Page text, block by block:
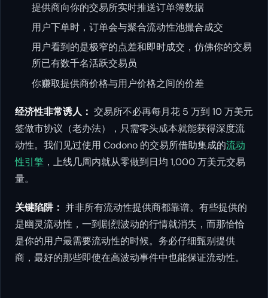
提供商向你的交易所实时推送订单簿数据
用户下单时，订单会与聚合流动性池撮合成交
用户看到的是极窄的点差和即时成交，仿佛你的交易
所已有数千名活跃交易员
你赚取提供商价格与用户价格之间的价差
经济性非常诱人： 交易所不必再每月花 5 万到 10 万美元
签做市协议（老办法），只需零头成本就能获得深度流
动性。我们见过使用 Codono 的交易所借助集成的流动
性引擎 ，上线几周内就从零做到日均 1,000 万美元交易
量。
关键陷阱： 并非所有流动性提供商都靠谱。有些提供的
是幽灵流动性，一到剧烈波动的行情就消失，而那恰恰
是你的用户最需要流动性的时候。务必仔细甄别提供
商，最好的那些即使在高波动事件中也能保证流动性。